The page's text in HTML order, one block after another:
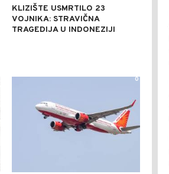
KLIZIŠTE USMRTILO 23
VOJNIKA: STRAVIČNA
TRAGEDIJA U INDONEZIJI
0